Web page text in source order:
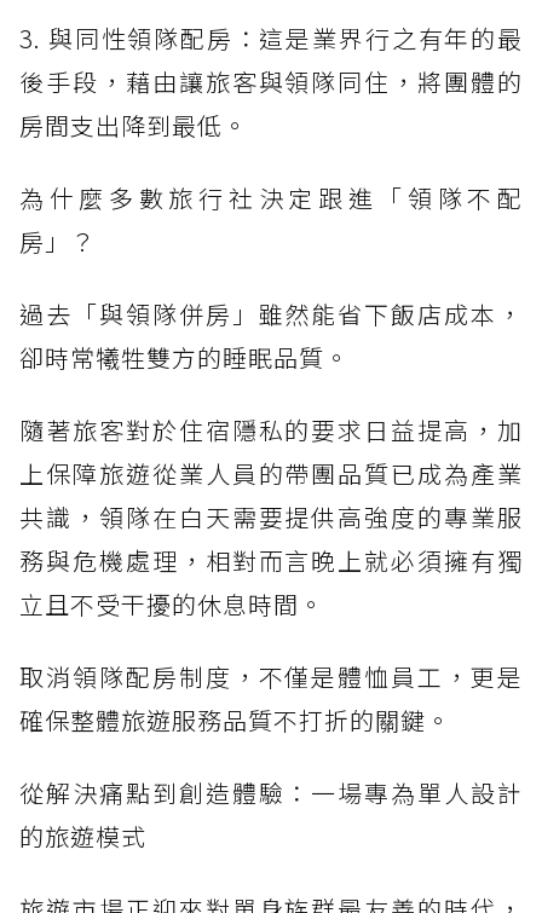
3. 與同性領隊配房：這是業界行之有年的最
後手段，藉由讓旅客與領隊同住，將團體的
房間支出降到最低。
為什麼多數旅行社決定跟進「領隊不配
房」？
過去「與領隊併房」雖然能省下飯店成本，
卻時常犧牲雙方的睡眠品質。
隨著旅客對於住宿隱私的要求日益提高，加
上保障旅遊從業人員的帶團品質已成為產業
共識，領隊在白天需要提供高強度的專業服
務與危機處理，相對而言晚上就必須擁有獨
立且不受干擾的休息時間。
取消領隊配房制度，不僅是體恤員工，更是
確保整體旅遊服務品質不打折的關鍵。
從解決痛點到創造體驗：一場專為單人設計
的旅遊模式